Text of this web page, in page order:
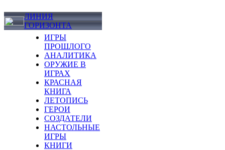
ЛИНИЯ
ГОРИЗОНТА
ИГРЫ
ПРОШЛОГО
АНАЛИТИКА
ОРУЖИЕ В
ИГРАХ
КРАСНАЯ
КНИГА
ЛЕТОПИСЬ
ГЕРОИ
СОЗДАТЕЛИ
НАСТОЛЬНЫЕ
ИГРЫ
КНИГИ